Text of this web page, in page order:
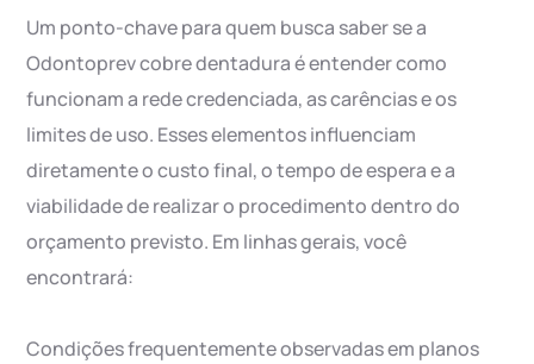
Um ponto-chave para quem busca saber se a
Odontoprev cobre dentadura é entender como
funcionam a rede credenciada, as carências e os
limites de uso. Esses elementos influenciam
diretamente o custo final, o tempo de espera e a
viabilidade de realizar o procedimento dentro do
orçamento previsto. Em linhas gerais, você
encontrará:
Condições frequentemente observadas em planos